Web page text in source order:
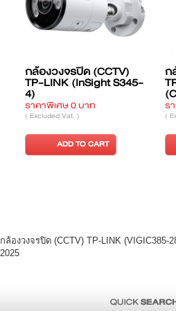
กล้องวงจรปิด (CCTV)
TP-LINK (InSight S345-
4)
ราคาพิเศษ 0 บาท
( Excluded Vat. )
ADD TO CART
ก
ร
(
กล้องวงจรปิด (CCTV) TP-LINK (VIGIC385-
2025